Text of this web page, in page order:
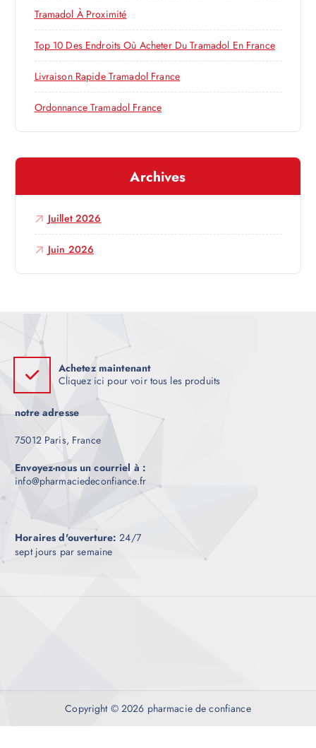
r
t
i
l
e
r
:
Tramadol À Proximité
Top 10 Des Endroits Où Acheter Du Tramadol En France
Livraison Rapide Tramadol France
Ordonnance Tramadol France
Archives
Juillet 2026
Juin 2026
Achetez maintenant
Cliquez ici pour voir tous les produits
notre adresse
75012 Paris, France
Envoyez-nous un courriel à :
info@pharmaciedeconfiance.fr
Horaires d'ouverture: 24/7
sept jours par semaine
Copyright © 2026 pharmacie de confiance